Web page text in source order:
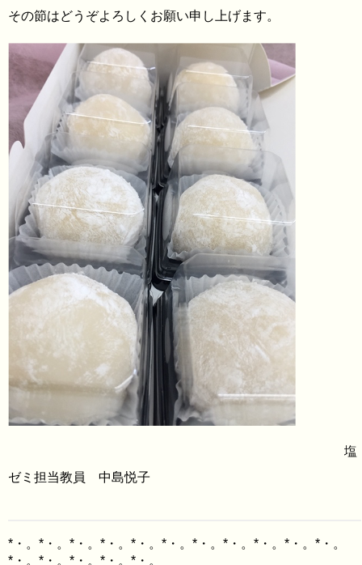
その節はどうぞよろしくお願い申し上げます。
塩
ゼミ担当教員 中島悦子
*・。*・。*・。*・。*・。*・。*・。*・。*・。*・。*・。